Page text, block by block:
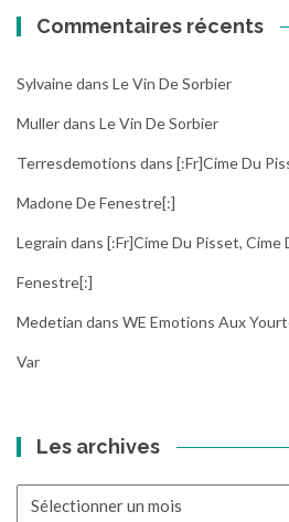
Commentaires récents
Sylvainedans Le Vin De Sorbier
Mullerdans Le Vin De Sorbier
Terresdemotions dans [:fr]Cime Du
Madone De Fenestre[:]
Legrain dans [:fr]Cime Du Pisset, Cime
Fenestre[:]
Medetian dans WE Emotions Aux
Var
Les archives